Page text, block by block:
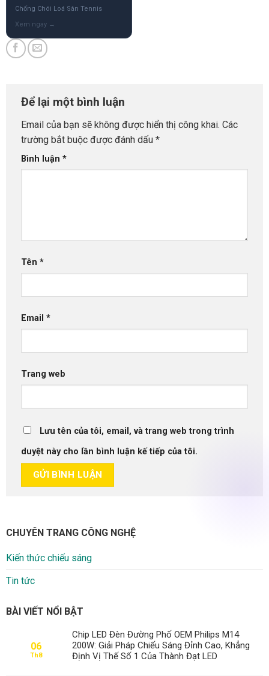
Chống Chói Loá Sân Tennis
Để lại một bình luận
Email của bạn sẽ không được hiển thị công khai. Các
trường bắt buộc được đánh dấu *
Bình luận *
Tên *
Email *
Trang web
Lưu tên của tôi, email, và trang web trong trình
duyệt này cho lần bình luận kế tiếp của tôi.
CHUYÊN TRANG CÔNG NGHỆ
Kiến thức chiếu sáng
Tin tức
BÀI VIẾT NỔI BẬT
06
Th8
Chip LED Đèn Đường Phố OEM Philips M14
200W: Giải Pháp Chiếu Sáng Đỉnh Cao, Khẳng
Định Vị Thế Số 1 Của Thành Đạt LED